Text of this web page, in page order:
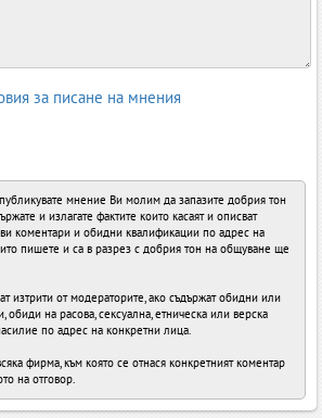
за писане на мнения
мнение Ви молим да запазите добрия тон
и излагате фактите които касаят и описват
коментари и обидни квалификации по адрес на
пишете и са в разрез с добрия тон на общуване ще
изтрити от модераторите, ако съдържат обидни или
на расова, сексуална, етническа или верска
по адрес на конкретни лица.
фирма, към която се отнася конкретният коментар
на отговор.